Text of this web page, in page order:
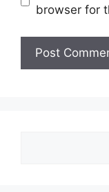
browser for